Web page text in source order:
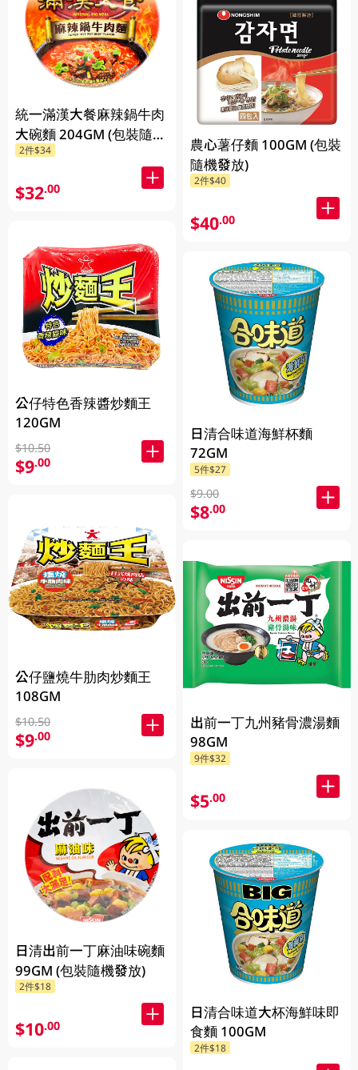
統一滿漢大餐麻辣鍋牛肉
大碗麵 204GM (包裝隨機
發放)
2件$34
$32.00
公仔特色香辣醬炒麵王
120GM
$10.50
$9.00
公仔鹽燒牛肋肉炒麵王
108GM
$10.50
$9.00
日清出前一丁麻油味碗麵
99GM (包裝隨機發放)
2件$18
$10.00
農心薯仔麵 100GM (包裝
隨機發放)
2件$40
$40.00
日清合味道海鮮杯麵
72GM
5件$27
$9.00
$8.00
出前一丁九州豬骨濃湯麵
98GM
9件$32
$5.00
日清合味道大杯海鮮味即
食麵 100GM
2件$18